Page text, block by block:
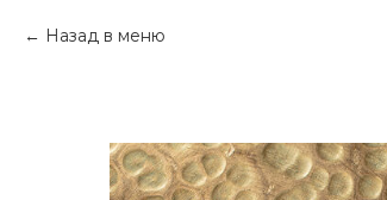
Назад в меню